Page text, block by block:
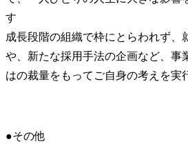
す
成長段階の組織で枠にとらわれず、
や、新たな採用手法の企画など、事
はの裁量をもってご自身の考えを実
●その他